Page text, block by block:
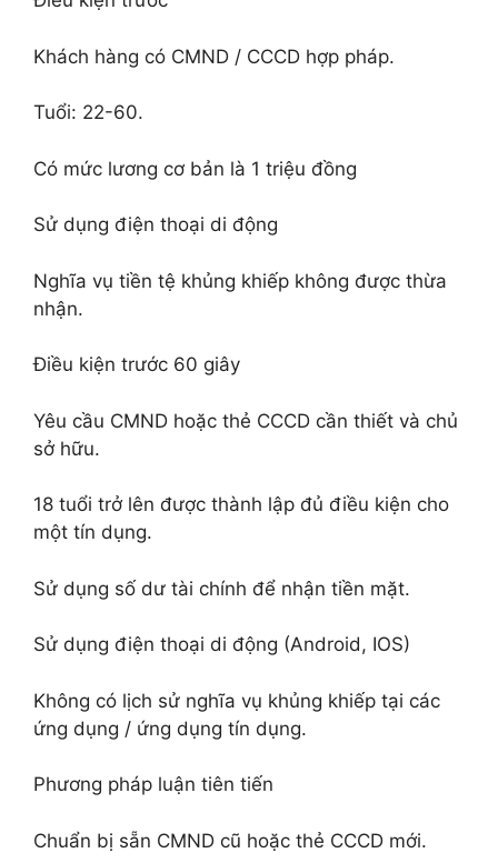
Khách hàng có CMND / CCCD hợp pháp.
Tuổi: 22-60.
Có mức lương cơ bản là 1 triệu đồng
Sử dụng điện thoại di động
Nghĩa vụ tiền tệ khủng khiếp không được thừa
nhận.
Điều kiện trước 60 giây
Yêu cầu CMND hoặc thẻ CCCD cần thiết và chủ
sở hữu.
18 tuổi trở lên được thành lập đủ điều kiện cho
một tín dụng.
Sử dụng số dư tài chính để nhận tiền mặt.
Sử dụng điện thoại di động (Android, IOS)
Không có lịch sử nghĩa vụ khủng khiếp tại các
ứng dụng / ứng dụng tín dụng.
Phương pháp luận tiên tiến
Chuẩn bị sẵn CMND cũ hoặc thẻ CCCD mới.